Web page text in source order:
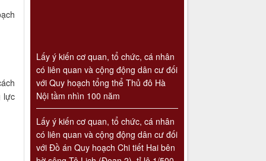
lực
có liên quan và cộng động dân cư đối
với Quy hoạch tổng thể Thủ đô Hà
Nội tầm nhìn 100 năm
Lấy ý kiến cơ quan, tổ chức, cá nhân
có liên quan và cộng động dân cư đối
với Đồ án Quy hoạch Chi tiết Hai bên
bờ sông Tô Lịch (Đoạn 2), tỉ lệ 1/500